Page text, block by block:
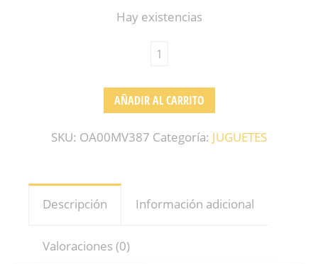
Hay existencias
AÑADIR AL CARRITO
SKU: OA00MV387 Categoría: JUGUETES
Descripción Información adicional
Valoraciones (0)